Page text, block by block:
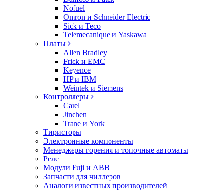
Nofuel
Omron и Schneider Electric
Sick и Teco
Telemecanique и Yaskawa
Платы
Allen Bradley
Frick и EMC
Keyence
HP и IBM
Weintek и Siemens
Контроллеры
Carel
Jinchen
Trane и York
Тиристоры
Электронные компоненты
Менеджеры горения и топочные автоматы
Реле
Модули Fuji и ABB
Запчасти для чиллеров
Аналоги известных производителей